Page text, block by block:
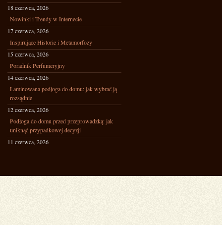
18 czerwca, 2026
Nowinki i Trendy w Internecie
17 czerwca, 2026
Inspirujące Historie i Metamorfozy
15 czerwca, 2026
Poradnik Perfumeryjny
14 czerwca, 2026
Laminowana podłoga do domu: jak wybrać ją
rozsądnie
12 czerwca, 2026
Podłoga do domu przed przeprowadzką: jak
uniknąć przypadkowej decyzji
11 czerwca, 2026